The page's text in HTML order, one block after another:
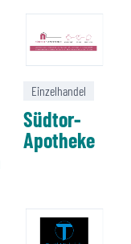
Einzelhandel
Südtor-
Apotheke